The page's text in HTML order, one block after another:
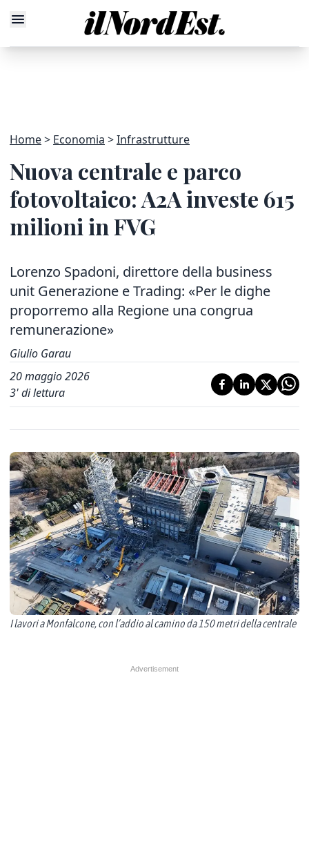
Home Economia Infrastrutture
Nuova centrale e parco
fotovoltaico: A2A investe 615
milioni in FVG
Lorenzo Spadoni, direttore della business
unit Generazione e Trading: «Per le dighe
proporremo alla Regione una congrua
remunerazione»
Giulio Garau
20 maggio 2026
3' di lettura
I lavori a Monfalcone, con l’addio al camino da 150 metri della centrale